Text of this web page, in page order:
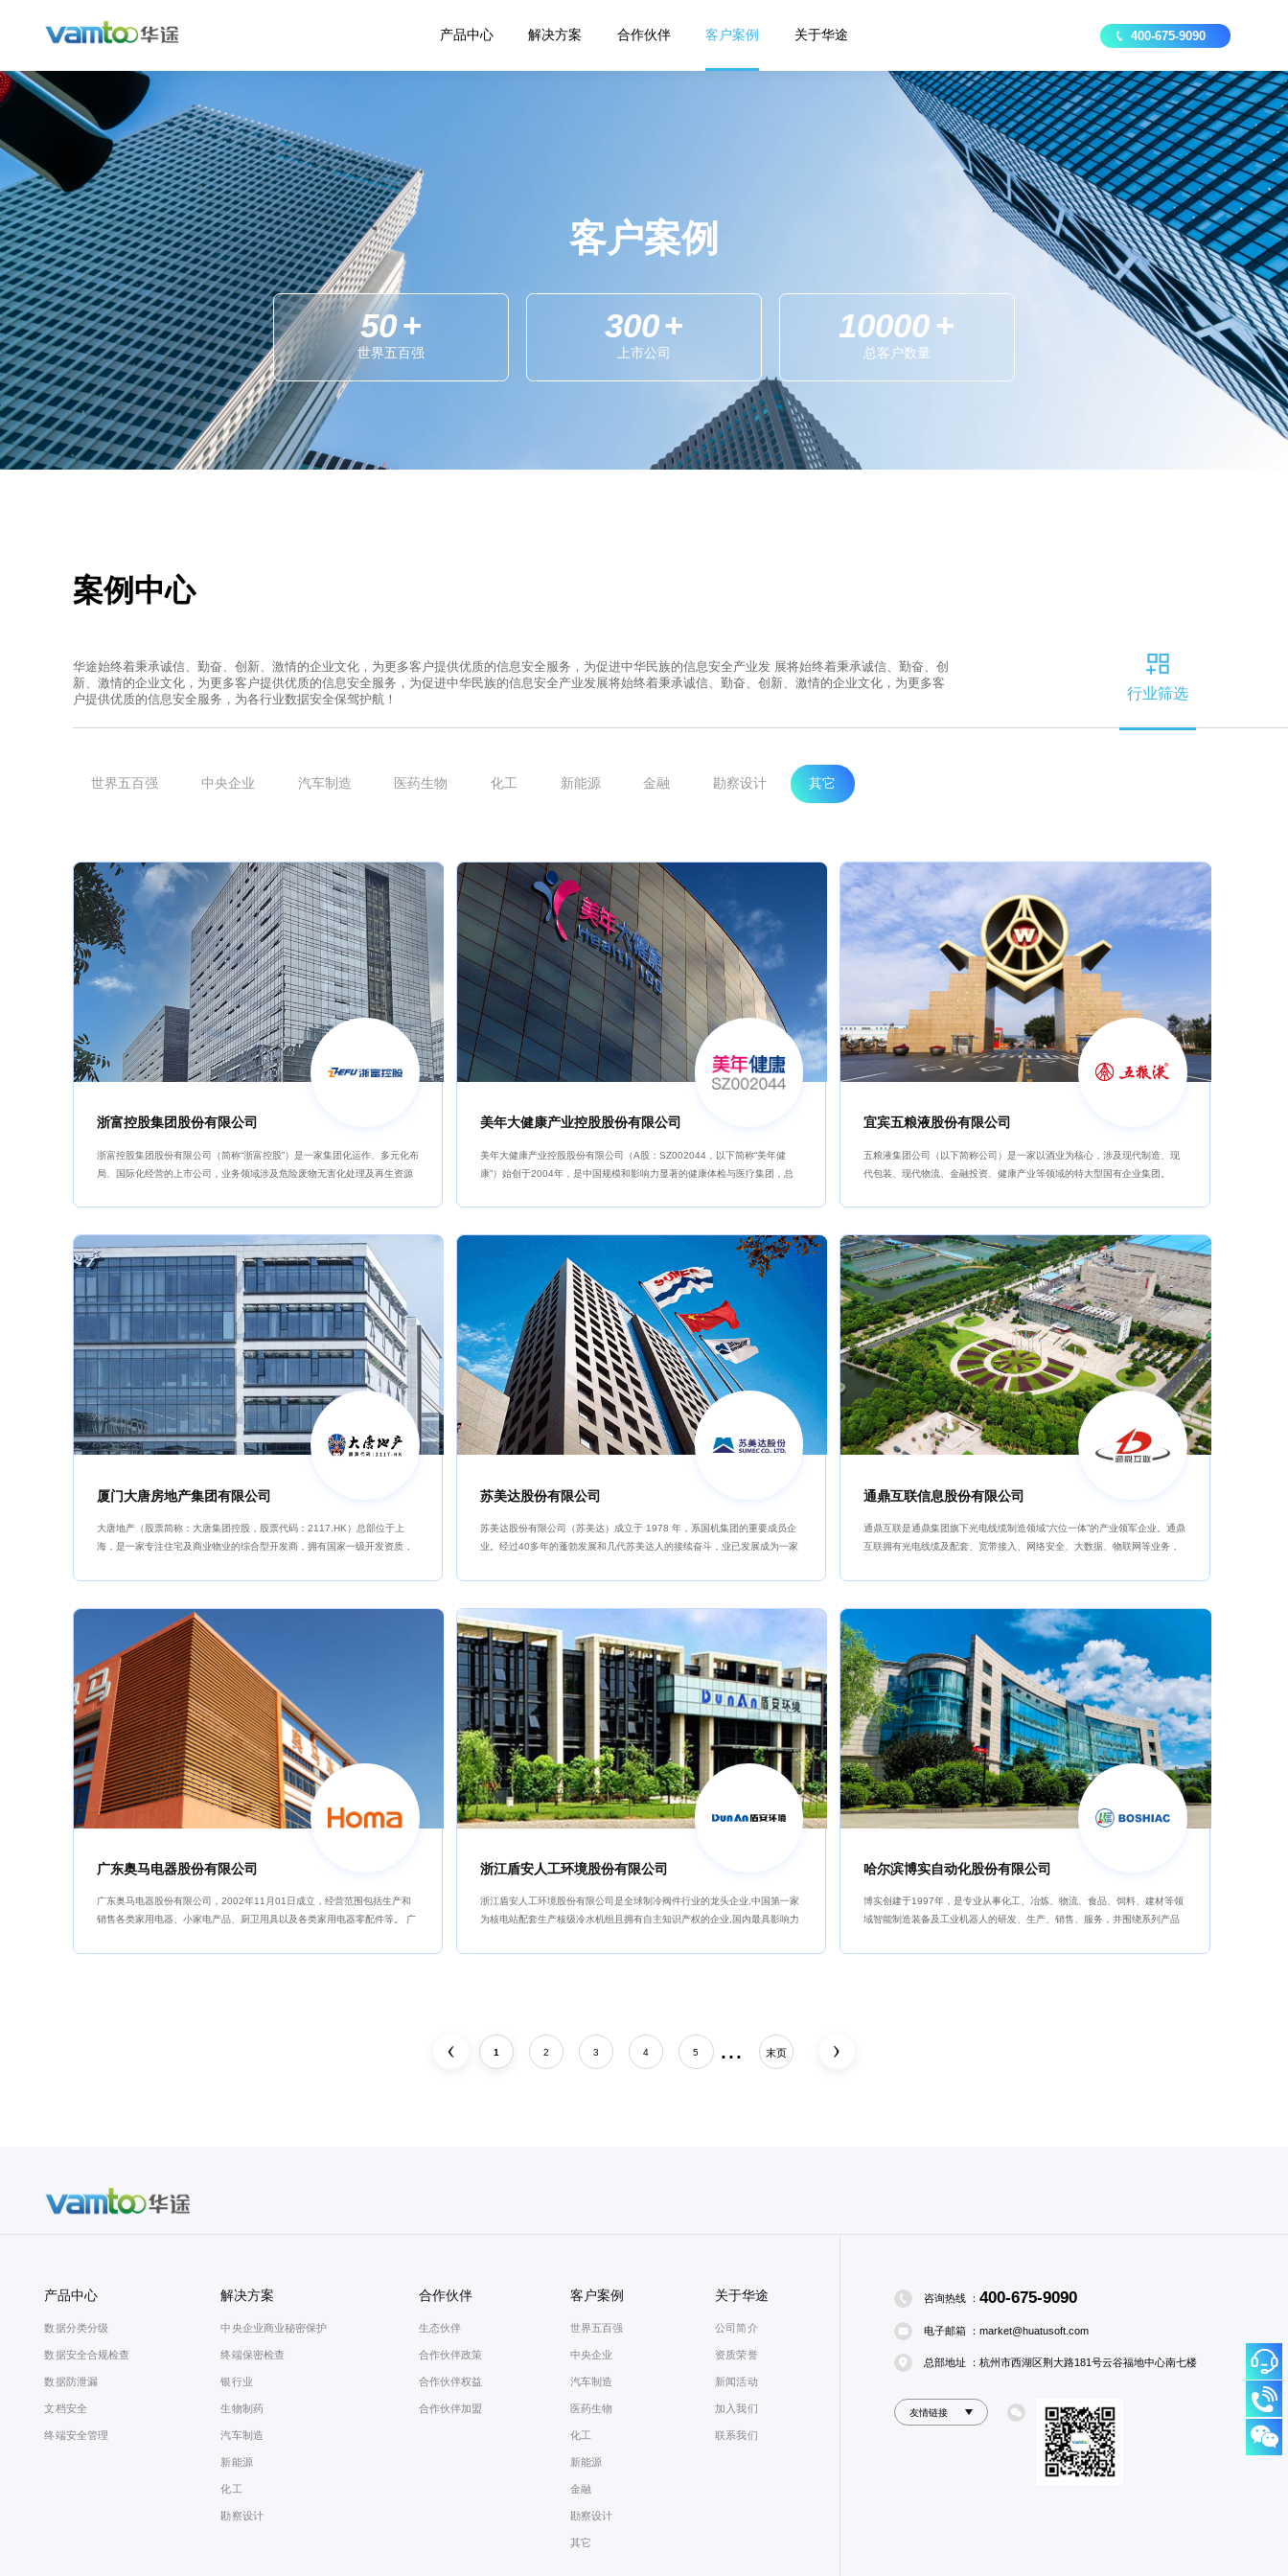
产品中心 解决方案 合作伙伴 客户案例 关于华途 400-675-9090
数据分类分级
数据安全合规检查
数据防泄漏
文档安全
终端安全管理
数据资产安全管理系统
客户案例
50+
世界五百强
300+
上市公司
10000+
总客户数量
案例中心
华途始终着秉承诚信、勤奋、创新、激情的企业文化，为更多客户提供优质的信息安全服务，为促进中华民族的信息安全产业发 展将始终着秉承诚信、勤奋、创
新、激情的企业文化，为更多客户提供优质的信息安全服务，为促进中华民族的信息安全产业发展将始终着秉承诚信、勤奋、创新、激情的企业文化，为更多客
户提供优质的信息安全服务，为各行业数据安全保驾护航！
行业筛选
世界五百强 中央企业 汽车制造 医药生物 化工 新能源 金融 勘察设计 其它
浙富控股集团股份有限公司
浙富控股集团股份有限公司（简称“浙富控股”）是一家集团化运作、多元化布
局、国际化经营的上市公司，业务领域涉及危险废物无害化处理及再生资源
浙富控股以新时代绿色发展理念“绿水青山就是金山银山”为基准，深耕绿色经
环保与装备制造业务协调发展、在环保及大型清洁能源装备特定领域拥有核
心技术及主导优势的大型企业集团。
美年大健康产业控股股份有限公司
美年大健康产业控股股份有限公司（A股：SZ002044，以下简称“美年健
康”）始创于2004年，是中国规模和影响力显著的健康体检与医疗集团，总
牌。
宜宾五粮液股份有限公司
五粮液集团公司（以下简称公司）是一家以酒业为核心，涉及现代制造、现
代包装、现代物流、金融投资、健康产业等领域的特大型国有企业集团。
厦门大唐房地产集团有限公司
大唐地产（股票简称：大唐集团控股，股票代码：2117.HK）总部位于上
海，是一家专注住宅及商业物业的综合型开发商，拥有国家一级开发资质，
苏美达股份有限公司
苏美达股份有限公司（苏美达）成立于 1978 年，系国机集团的重要成员企
业。经过40多年的蓬勃发展和几代苏美达人的接续奋斗，业已发展成为一家
化企业集团。
通鼎互联信息股份有限公司
通鼎互联是通鼎集团旗下光电线缆制造领域“六位一体”的产业领军企业。通鼎
互联拥有光电线缆及配套、宽带接入、网络安全、大数据、物联网等业务，
国家。
广东奥马电器股份有限公司
广东奥马电器股份有限公司，2002年11月01日成立，经营范围包括生产和
销售各类家用电器、小家电产品、厨卫用具以及各类家用电器零配件等。 广
浙江盾安人工环境股份有限公司
浙江盾安人工环境股份有限公司是全球制冷阀件行业的龙头企业,中国第一家
为核电站配套生产核级冷水机组且拥有自主知识产权的企业,国内最具影响力
哈尔滨博实自动化股份有限公司
博实创建于1997年，是专业从事化工、冶炼、物流、食品、饲料、建材等领
域智能制造装备及工业机器人的研发、生产、销售、服务，并围绕系列产品
1 2 3 4 5 ... 末页
产品中心
数据分类分级
数据安全合规检查
数据防泄漏
文档安全
终端安全管理
解决方案
中央企业商业秘密保护
终端保密检查
银行业
生物制药
汽车制造
新能源
化工
勘察设计
合作伙伴
生态伙伴
合作伙伴政策
合作伙伴权益
合作伙伴加盟
客户案例
世界五百强
中央企业
汽车制造
医药生物
化工
新能源
金融
勘察设计
其它
关于华途
公司简介
资质荣誉
新闻活动
加入我们
联系我们
咨询热线 ：400-675-9090
电子邮箱 ：market@huatusoft.com
总部地址 ：杭州市西湖区荆大路181号云谷福地中心南七楼
友情链接